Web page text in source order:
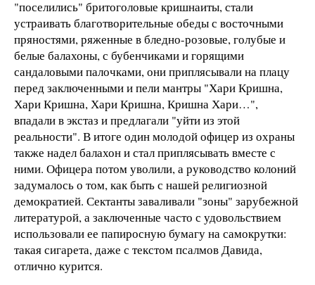
"поселились" бритоголовые кришнаиты, стали
устраивать благотворительные обеды с восточными
пряностями, ряженные в бледно-розовые, голубые и
белые балахоны, с бубенчиками и горящими
сандаловыми палочками, они приплясывали на плацу
перед заключенными и пели мантры "Хари Кришна,
Хари Кришна, Хари Кришна, Кришна Хари…",
впадали в экстаз и предлагали "уйти из этой
реальности". В итоге один молодой офицер из охраны
также надел балахон и стал приплясывать вместе с
ними. Офицера потом уволили, а руководство колоний
задумалось о том, как быть с нашей религиозной
демократией. Сектанты заваливали "зоны" зарубежной
литературой, а заключенные часто с удовольствием
использовали ее папиросную бумагу на самокрутки:
такая сигарета, даже с текстом псалмов Давида,
отлично курится.